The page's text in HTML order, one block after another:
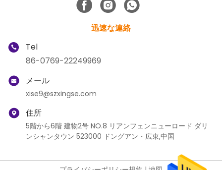
迅速な連絡
Tel
86-0769-22249969
メール
xise9@szxingse.com
住所
5階から6階 建物2号 NO.8 リアンフェンニューロード ダリ
ンシャンタウン 523000 ドングアン・広東,中国